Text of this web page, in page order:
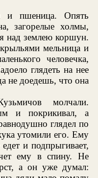
и пшеница. Опять
загорелые холмы,
над землею коршун.
мельница и
человечка,
глядеть на нее
не доедешь, что она
молчали.
и покрикивал, а
глядел по
утомили его. Ему
и подпрыгивает,
ему в спину. Не
а он уже думал: